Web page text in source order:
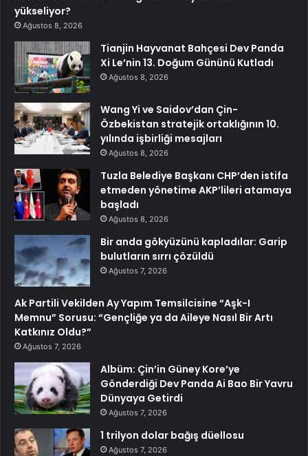
yükseliyor?
Ağustos 8, 2026
Tianjin Hayvanat Bahçesi Dev Panda
Xi Le’nin 13. Doğum Gününü Kutladı
Ağustos 8, 2026
Wang Yi ve Saidov’dan Çin-
Özbekistan stratejik ortaklığının 10.
yılında işbirliği mesajları
Ağustos 8, 2026
Tuzla Belediye Başkanı CHP’den istifa
etmeden yönetime AKP’lileri atamaya
başladı
Ağustos 8, 2026
Bir anda gökyüzünü kapladılar: Garip
bulutların sırrı çözüldü
Ağustos 7, 2026
Ak Partili Vekilden Ay Yapım Temsilcisine “Aşk-I
Memnu” Sorusu: “Gençliğe ya da Aileye Nasıl Bir Artı
Katkınız Oldu?”
Ağustos 7, 2026
Albüm: Çin’in Güney Kore’ye
Gönderdiği Dev Panda Ai Bao Bir Yavru
Dünyaya Getirdi
Ağustos 7, 2026
1 trilyon dolar bağış düellosu
Ağustos 7, 2026